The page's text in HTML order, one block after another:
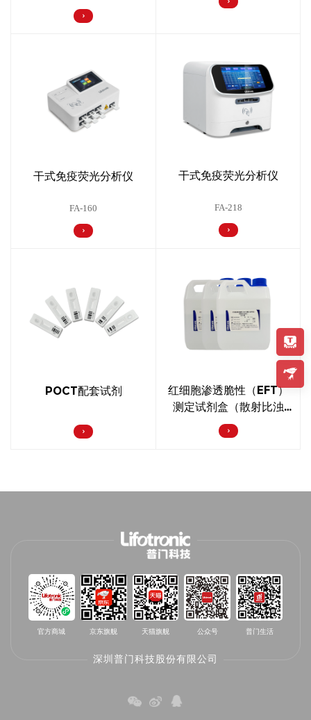
干式免疫荧光分析仪
FA-160
干式免疫荧光分析仪
FA-218
POCT配套试剂
红细胞渗透脆性（EFT）
测定试剂盒（散射比浊
法）
官方商城 京东旗舰 天猫旗舰 公众号 普门生活
深圳普门科技股份有限公司